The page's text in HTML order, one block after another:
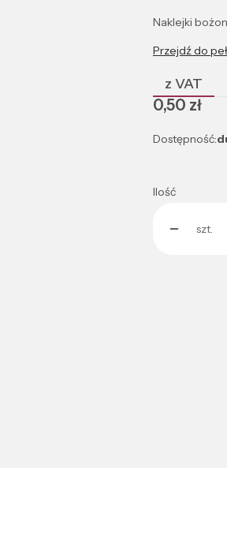
Naklejki
Przejdź do
z VAT
Cena
0,50 zł
Dostępność:
Ilość
szt.